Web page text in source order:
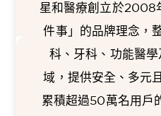
星和醫療創立於2008
件事」的品牌理念，
科、牙科、功能醫
域，提供安全、多元
累積超過50萬名用戶